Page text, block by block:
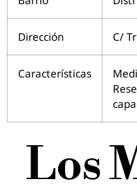
Dirección C/
Características
Los